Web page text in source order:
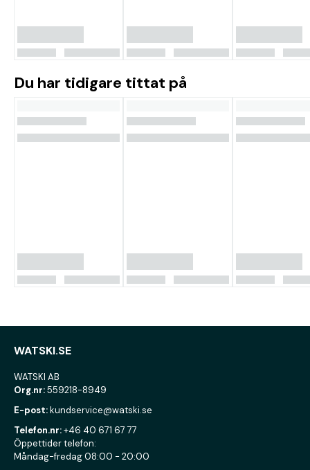
Du har tidigare tittat på
WATSKI.SE
WATSKI AB
Org.nr:559218-8949
E-post:kundservice@watski.se
Telefon.nr:+46 40 671 67 77
Öppettider telefon:
Måndag-fredag 08:00 - 20:00